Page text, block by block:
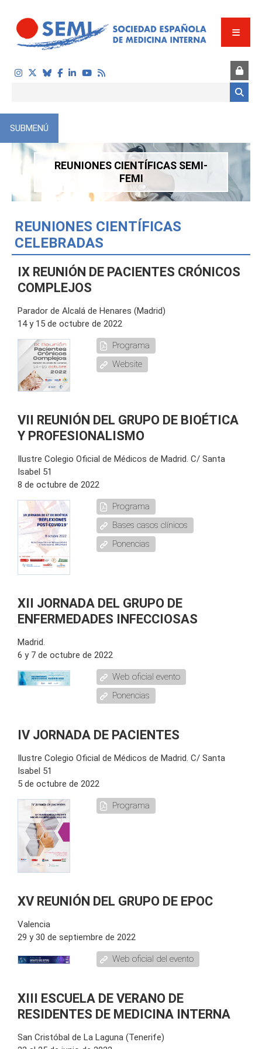
REUNIONES CIENTÍFICAS SEMI-
FEMI
SUBMENÚ
REUNIONES CIENTÍFICAS
CELEBRADAS
IX REUNIÓN DE PACIENTES CRÓNICOS
COMPLEJOS
Parador de Alcalá de Henares (Madrid)
14 y 15 de octubre de 2022
Programa
Website
VII REUNIÓN DEL GRUPO DE BIOÉTICA
Y PROFESIONALISMO
Ilustre Colegio Oficial de Médicos de Madrid. C/ Santa
Isabel 51
8 de octubre de 2022
Programa
Bases casos clínicos
Ponencias
XII JORNADA DEL GRUPO DE
ENFERMEDADES INFECCIOSAS
Madrid.
6 y 7 de octubre de 2022
Web oficial evento
Ponencias
IV JORNADA DE PACIENTES
Ilustre Colegio Oficial de Médicos de Madrid. C/ Santa
Isabel 51
5 de octubre de 2022
Programa
XV REUNIÓN DEL GRUPO DE EPOC
Valencia
29 y 30 de septiembre de 2022
Web oficial del evento
XIII ESCUELA DE VERANO DE
RESIDENTES DE MEDICINA INTERNA
San Cristóbal de La Laguna (Tenerife)